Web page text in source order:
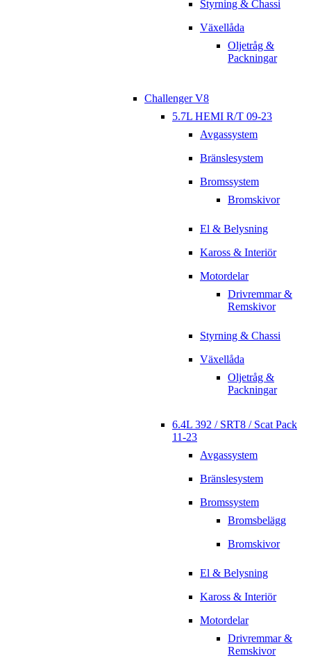
Styrning & Chassi
Växellåda
Oljetråg &
Packningar
Challenger V8
5.7L HEMI R/T 09-23
Avgassystem
Bränslesystem
Bromssystem
Bromskivor
El & Belysning
Kaross & Interiör
Motordelar
Drivremmar &
Remskivor
Styrning & Chassi
Växellåda
Oljetråg &
Packningar
6.4L 392 / SRT8 / Scat Pack
11-23
Avgassystem
Bränslesystem
Bromssystem
Bromsbelägg
Bromskivor
El & Belysning
Kaross & Interiör
Motordelar
Drivremmar &
Remskivor